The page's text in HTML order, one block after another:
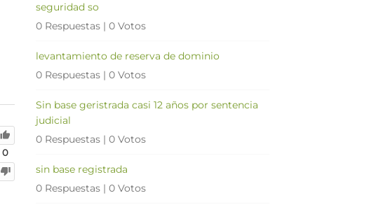
0
seguridad so
0 Respuestas | 0 Votos
levantamiento de reserva de dominio
0 Respuestas | 0 Votos
Sin base geristrada casi 12 años por sentencia
judicial
0 Respuestas | 0 Votos
sin base registrada
0 Respuestas | 0 Votos